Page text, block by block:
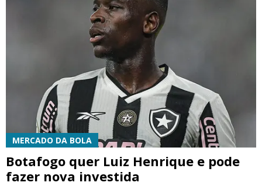
MERCADO DA BOLA
Botafogo quer Luiz Henrique e pode
fazer nova investida